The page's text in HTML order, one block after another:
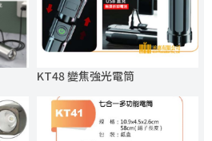
KT48 變焦強光電筒